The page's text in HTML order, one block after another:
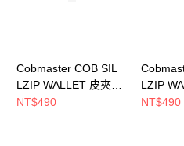
Cobmaster COB SIL
LZIP WALLET 皮夾
Black 810212000080
NT$490
LZIP
Green
NT$490